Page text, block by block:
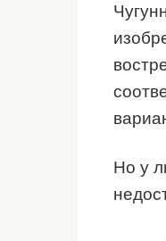
Но у